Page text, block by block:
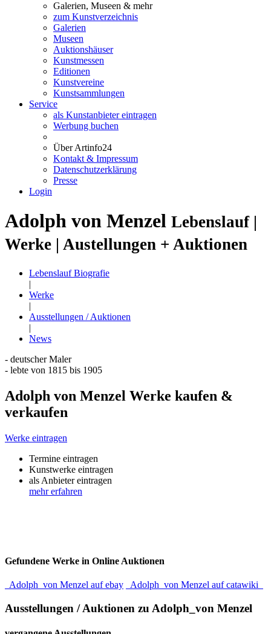
Galerien, Museen & mehr
zum Kunstverzeichnis
Galerien
Museen
Auktionshäuser
Kunstmessen
Editionen
Kunstvereine
Kunstsammlungen
Service
als Kunstanbieter eintragen
Werbung buchen
Über Artinfo24
Kontakt & Impressum
Datenschutzerklärung
Presse
Login
Adolph von Menzel Lebenslauf |
Werke | Austellungen + Auktionen
Lebenslauf Biografie
|
Werke
|
Ausstellungen / Auktionen
|
News
- deutscher Maler
- lebte von 1815 bis 1905
Adolph von Menzel Werke kaufen &
verkaufen
Werke eintragen
Termine eintragen
Kunstwerke eintragen
als Anbieter eintragen
mehr erfahren
Gefundene Werke in Online Auktionen
Adolph_von Menzel auf ebay Adolph_von Menzel auf catawiki
Ausstellungen / Auktionen zu Adolph_von Menzel